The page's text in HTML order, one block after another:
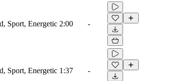
Sport, Energetic 2:00 -
Sport, Energetic 1:37 -